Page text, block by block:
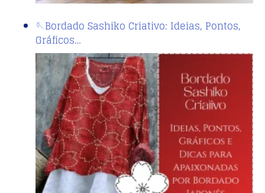
🪡Bordado Sashiko Criativo: Ideias, Pontos,
Gráficos…